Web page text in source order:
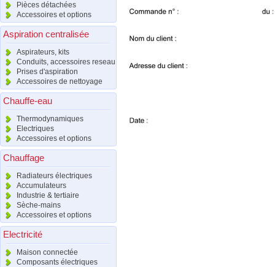
Pièces détachées
Accessoires et options
Aspiration centralisée
Aspirateurs, kits
Conduits, accessoires reseau
Prises d'aspiration
Accessoires de nettoyage
Chauffe-eau
Thermodynamiques
Electriques
Accessoires et options
Chauffage
Radiateurs électriques
Accumulateurs
Industrie & tertiaire
Sèche-mains
Accessoires et options
Electricité
Maison connectée
Composants électriques